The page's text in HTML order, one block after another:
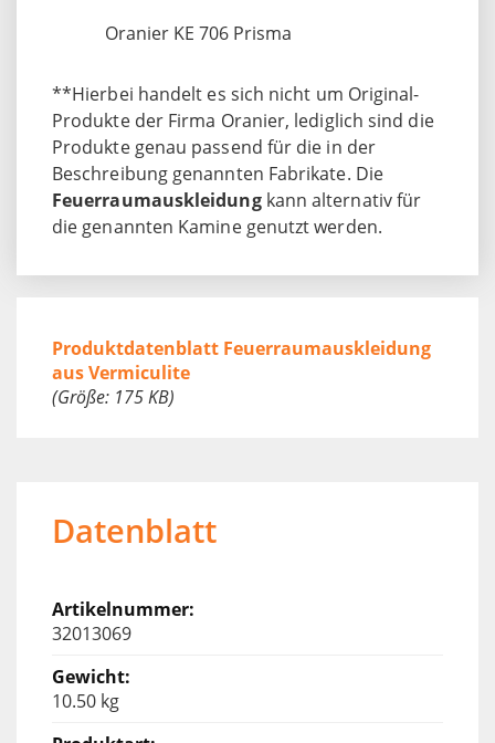
Oranier KE 706 Prisma
**Hierbei handelt es sich nicht um Original-
Produkte der Firma Oranier, lediglich sind die
Produkte genau passend für die in der
Beschreibung genannten Fabrikate. Die
Feuerraumauskleidungkann alternativ für
die genannten Kamine genutzt werden.
Produktdatenblatt Feuerraumauskleidung
aus Vermiculite
(Größe: 175 KB)
Datenblatt
32013069
10.50 kg